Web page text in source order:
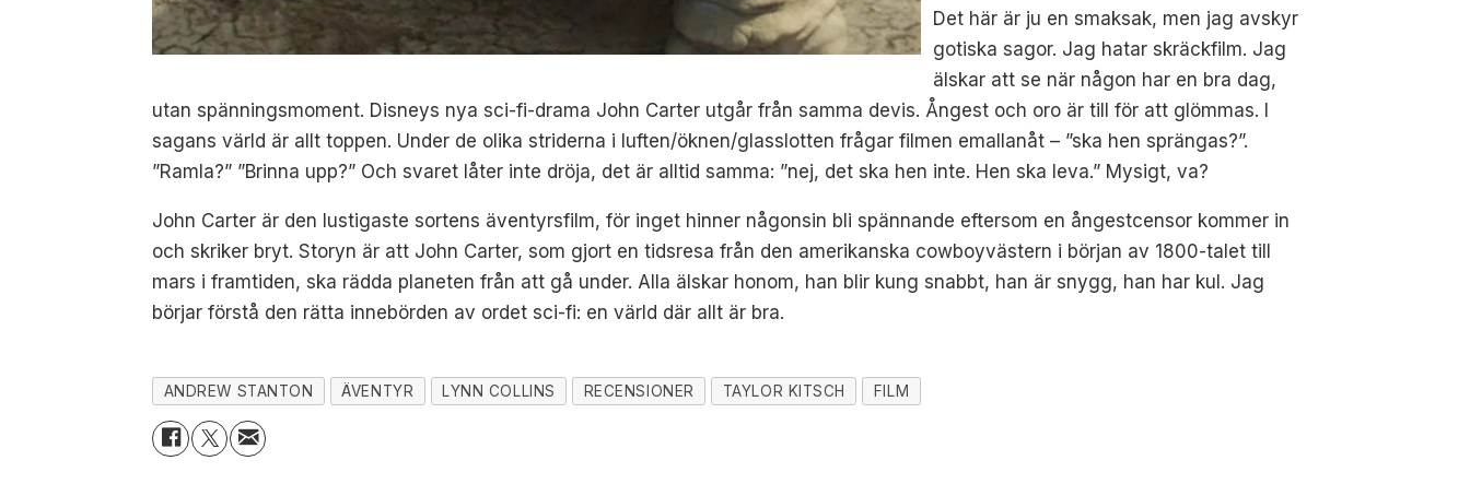
Det här är ju en smaksak, men jag avskyr
gotiska sagor. Jag hatar skräckfilm. Jag
älskar att se när någon har en bra dag,
utan spänningsmoment. Disneys nya sci-fi-drama John Carter utgår från samma devis. Ångest och oro är till för att glömmas. I
sagans värld är allt toppen. Under de olika striderna i luften/öknen/glasslotten frågar filmen emallanåt – ”ska hen sprängas?”.
”Ramla?” ”Brinna upp?” Och svaret låter inte dröja, det är alltid samma: ”nej, det ska hen inte. Hen ska leva.” Mysigt, va?
John Carter är den lustigaste sortens äventyrsfilm, för inget hinner någonsin bli spännande eftersom en ångestcensor kommer in
och skriker bryt. Storyn är att John Carter, som gjort en tidsresa från den amerikanska cowboyvästern i början av 1800-talet till
mars i framtiden, ska rädda planeten från att gå under. Alla älskar honom, han blir kung snabbt, han är snygg, han har kul. Jag
börjar förstå den rätta innebörden av ordet sci-fi: en värld där allt är bra.
ANDREW STANTON ÄVENTYR LYNN COLLINS RECENSIONER TAYLOR KITSCH FILM